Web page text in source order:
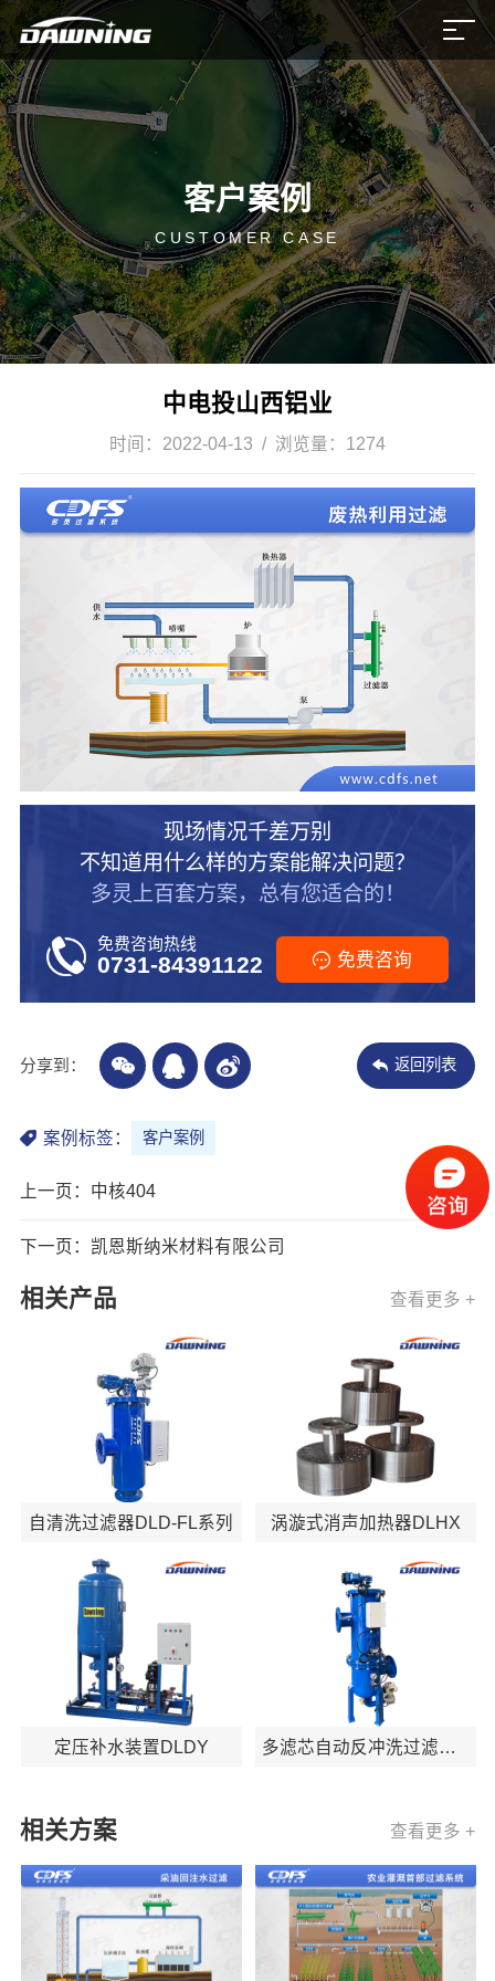
客户案例
CUSTOMER CASE
中电投山西铝业
时间： 2022-04-13 / 浏览量： 1274
现场情况千差万别
不知道用什么样的方案能解决问题？
多灵上百套方案，总有您适合的！
免费咨询热线
0731-84391122 免费咨询
分享到： 返回列表
案例标签： 客户案例
上一页：中核404
下一页：凯恩斯纳米材料有限公司
相关产品 查看更多 +
自清洗过滤器DLD-FL系列 涡漩式消声加热器DLHX
定压补水装置DLDY
多滤芯自动反冲洗过滤器
相关方案 查看更多 +